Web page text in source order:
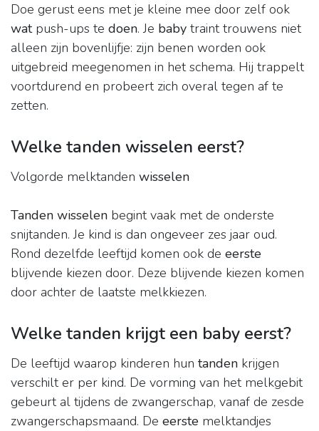
Doe gerust eens met je kleine mee door zelf ook
watpush-ups te doen. Je baby traint trouwens niet
alleen zijn bovenlijfje: zijn benen worden ook
uitgebreid meegenomen in het schema. Hij trappelt
voortdurend en probeert zich overal tegen af te
zetten.
Welke tanden wisselen eerst?
Volgorde melktanden wisselen
Tanden wisselen begint vaak met de onderste
snijtanden. Je kind is dan ongeveer zes jaar oud.
Rond dezelfde leeftijd komen ook de eerste
blijvende kiezen door. Deze blijvende kiezen komen
door achter de laatste melkkiezen.
Welke tanden krijgt een baby eerst?
De leeftijd waarop kinderen hun tanden krijgen
verschilt er per kind. De vorming van het melkgebit
gebeurt al tijdens de zwangerschap, vanaf de zesde
zwangerschapsmaand. De eerste melktandjes